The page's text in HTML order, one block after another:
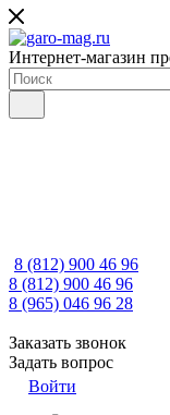
Интернет-магазин
8 (812) 900 46 96
8 (812) 900 46 96
8 (965) 046 96 28
Заказать звонок
Задать вопрос
Войти